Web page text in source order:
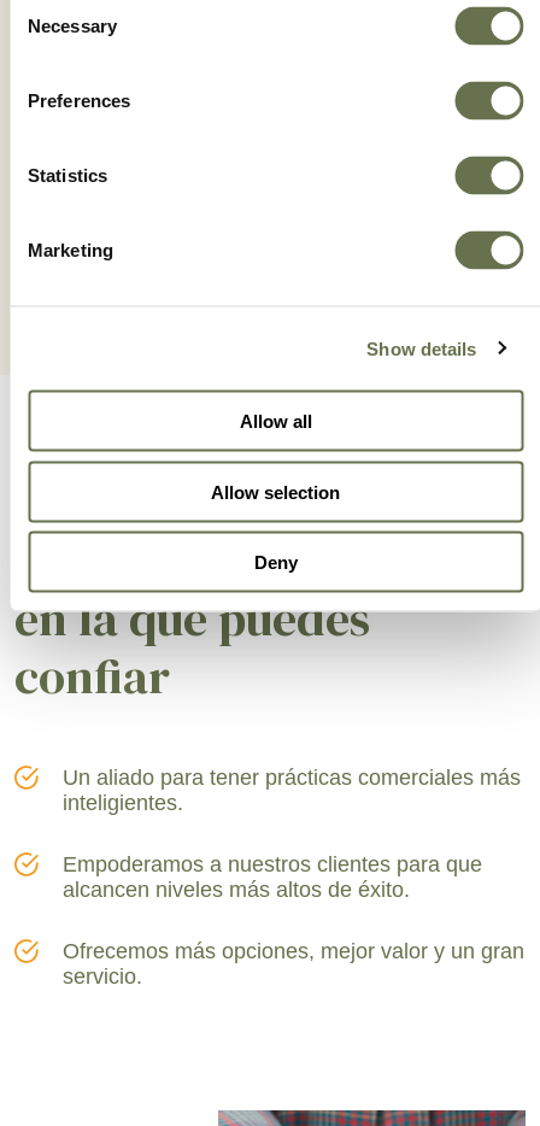
Selection
Necessary
Preferences
Statistics
Marketing
Show details
Allow all
Allow selection
Deny
Una compañía global
en la que puedes
confiar
Un aliado para tener prácticas comerciales más
inteligientes.
Empoderamos a nuestros clientes para que
alcancen niveles más altos de éxito.
Ofrecemos más opciones, mejor valor y un gran
servicio.